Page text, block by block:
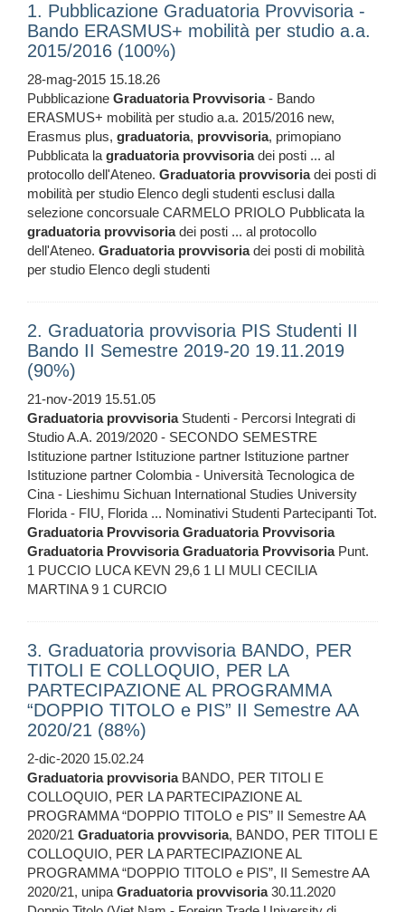
1. Pubblicazione Graduatoria Provvisoria -
Bando ERASMUS+ mobilità per studio a.a.
2015/2016 (100%)
28-mag-2015 15.18.26
Pubblicazione Graduatoria Provvisoria- Bando
ERASMUS+ mobilità per studio a.a. 2015/2016 new,
Erasmus plus, graduatoria, provvisoria, primopiano
Pubblicata lagraduatoria provvisoriadei posti ... al
protocollo dell'Ateneo. Graduatoria provvisoriadei posti di
mobilità per studio Elenco degli studenti esclusi dalla
selezione concorsuale CARMELO PRIOLO Pubblicata la
graduatoria provvisoriadei posti ... al protocollo
dell'Ateneo. Graduatoria provvisoriadei posti di mobilità
per studio Elenco degli studenti
2. Graduatoria provvisoria PIS Studenti II
Bando II Semestre 2019-20 19.11.2019
(90%)
21-nov-2019 15.51.05
Graduatoria provvisoriaStudenti - Percorsi Integrati di
Studio A.A. 2019/2020 - SECONDO SEMESTRE
Istituzione partner Istituzione partner Istituzione partner
Istituzione partner Colombia - Università Tecnologica de
Cina - Lieshimu Sichuan International Studies University
Florida - FIU, Florida ... Nominativi Studenti Partecipanti Tot.
Graduatoria Provvisoria Graduatoria Provvisoria
Graduatoria Provvisoria Graduatoria ProvvisoriaPunt.
1 PUCCIO LUCA KEVN 29,6 1 LI MULI CECILIA
MARTINA 9 1 CURCIO
3. Graduatoria provvisoria BANDO, PER
TITOLI E COLLOQUIO, PER LA
PARTECIPAZIONE AL PROGRAMMA
“DOPPIO TITOLO e PIS” II Semestre AA
2020/21 (88%)
2-dic-2020 15.02.24
Graduatoria provvisoriaBANDO, PER TITOLI E
COLLOQUIO, PER LA PARTECIPAZIONE AL
PROGRAMMA “DOPPIO TITOLO e PIS” II Semestre AA
2020/21 Graduatoria provvisoria, BANDO, PER TITOLI E
COLLOQUIO, PER LA PARTECIPAZIONE AL
PROGRAMMA “DOPPIO TITOLO e PIS”, II Semestre AA
2020/21, unipaGraduatoria provvisoria30.11.2020